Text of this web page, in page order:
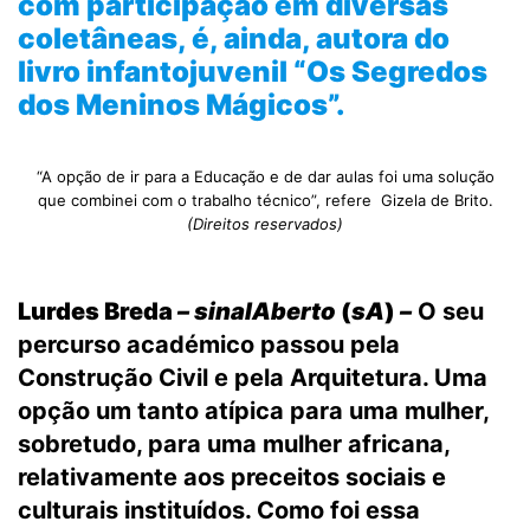
coletâneas, é, ainda, autora do
livro infantojuvenil “Os Segredos
dos Meninos Mágicos”.
“A opção de ir para a Educação e de dar aulas foi uma solução
que combinei com o trabalho técnico”, refere Gizela de Brito.
(Direitos reservados)
Lurdes Breda –sinalAberto (sA) –O seu
percurso académico passou pela
Construção Civil e pela Arquitetura. Uma
opção um tanto atípica para uma mulher,
sobretudo, para uma mulher africana,
relativamente aos preceitos sociais e
culturais instituídos. Como foi essa